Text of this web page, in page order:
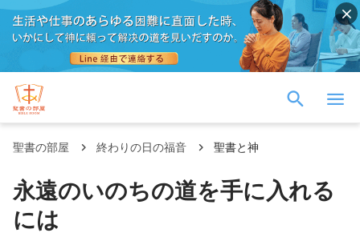
聖書の部屋 終わりの日の福音 聖書と神
永遠のいのちの道を手に入れる
には